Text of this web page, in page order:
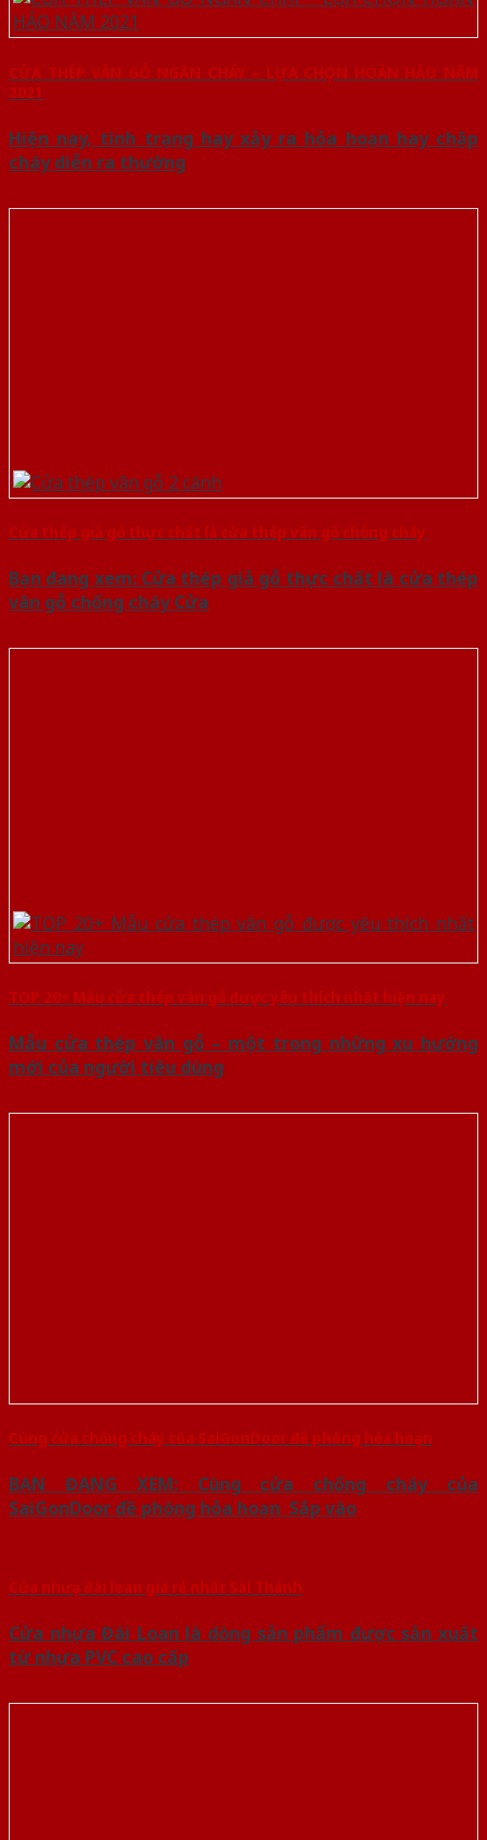
CỬA THÉP VÂN GỖ NGĂN CHÁY – LỰA CHỌN HOÀN HẢO NĂM
2021
Hiện nay, tình trạng hay xảy ra hỏa hoạn hay chập
cháy diễn ra thường
Cửa thép giả gỗ thực chất là cửa thép vân gỗ chống cháy
Bạn đang xem: Cửa thép giả gỗ thực chất là cửa thép
vân gỗ chống cháy Cửa
TOP 20+ Mẫu cửa thép vân gỗ được yêu thích nhất hiện nay
Mẫu cửa thép vân gỗ – một trong những xu hướng
mới của người tiêu dùng
Cùng cửa chống cháy của SaiGonDoor đề phòng hỏa hoạn
BẠN ĐANG XEM: Cùng cửa chống cháy của
SaiGonDoor đề phòng hỏa hoạn Sắp vào
Cửa nhưạ đài loan giá rẻ nhất Sài Thành
Cửa nhựa Đài Loan là dòng sản phẩm được sản xuất
từ nhựa PVC cao cấp